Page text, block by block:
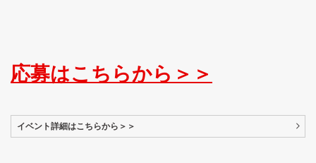
応募はこちらから＞＞
イベント詳細はこちらから＞＞